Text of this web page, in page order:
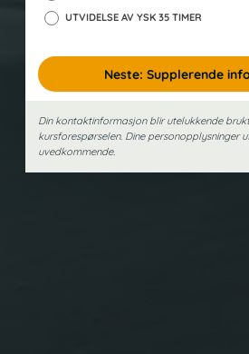
UTVIDELSE AV YSK 35 TIMER
Neste: Supplerende
Din kontaktinformasjon blir utelukkende
kursforespørselen. Dine person­opplysninger
uvedkommende.